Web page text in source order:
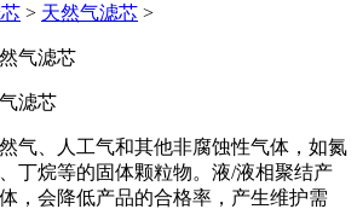
> 天然气滤芯 >
滤芯
气、人工气和其他非腐蚀性气体，如氮
丁烷等的固体颗粒物。液/液相聚结产
，会降低产品的合格率，产生维护需